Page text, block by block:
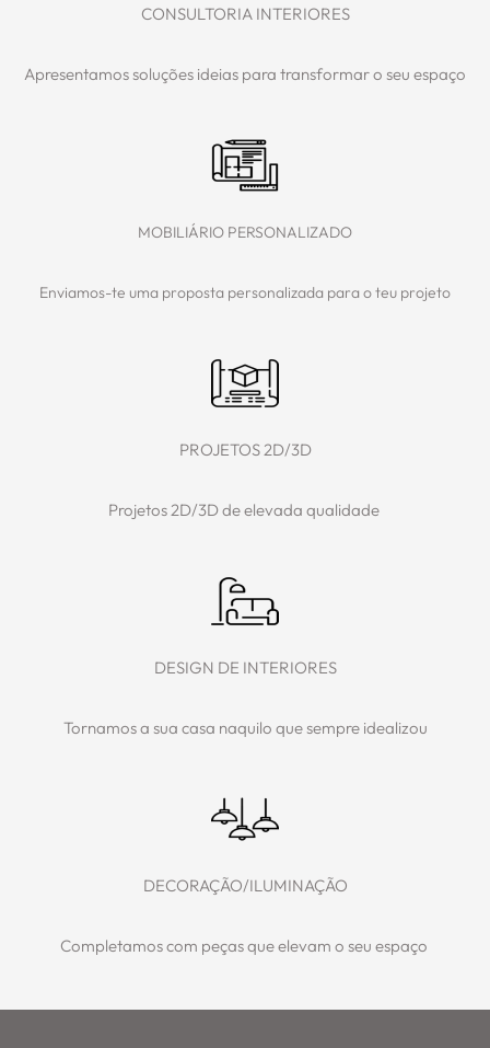
CONSULTORIA INTERIORES
Apresentamos soluções ideias para transformar o seu espaço
MOBILIÁRIO PERSONALIZADO
Enviamos-te uma proposta personalizada para o teu projeto
PROJETOS 2D/3D
Projetos 2D/3D de elevada qualidade
DESIGN DE INTERIORES
Tornamos a sua casa naquilo que sempre idealizou
DECORAÇÃO/ILUMINAÇÃO
Completamos com peças que elevam o seu espaço